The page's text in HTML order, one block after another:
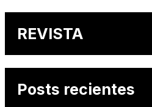
REVISTA
Posts recientes